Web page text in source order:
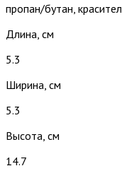
пропан/бутан,
Длина, см
5.3
Ширина, см
5.3
Высота, см
14.7